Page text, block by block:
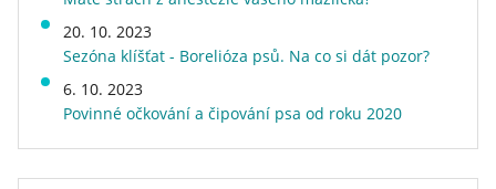
methioninu): 2.9mg; Selen (inaktivované kvasinky
obohacené selenem): 0.00242mg; DL-Metionin,
technicky čistý 1000mg; Taurin 500mg; L-Karnitin
50mg.
Příchuť (Protein)
Kvalita
superprémiové
Energetická hodnota
Speciální vlastnosti
bez drůbeží bílkoviny, bez
kukuřice, měkké, s vysokým
obsahem masa
Hmotnost
0,285 kg
20. 10. 2023
Sezóna klíšťat - Borelióza psů. Na co si dát pozor?
6. 10. 2023
Povinné očkování a čipování psa od roku 2020